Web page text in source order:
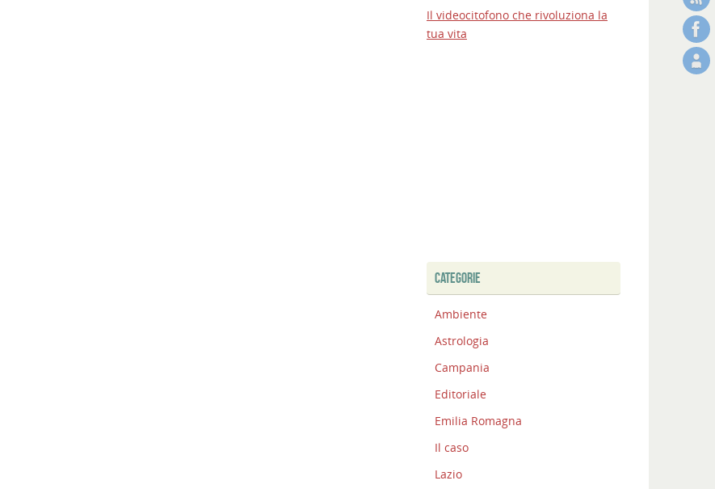
lavori
Il videocitofono che rivoluziona la
tua vita
CATEGORIE
Ambiente
Astrologia
Campania
Editoriale
Emilia Romagna
Il caso
Lazio